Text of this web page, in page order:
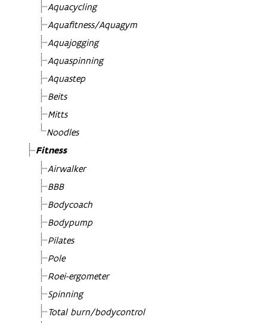
Aquacycling
Aquafitness/Aquagym
Aquajogging
Aquaspinning
Aquastep
Beits
Mitts
Noodles
Fitness
Airwalker
BBB
Bodycoach
Bodypump
Pilates
Pole
Roei-ergometer
Spinning
Total burn/bodycontrol